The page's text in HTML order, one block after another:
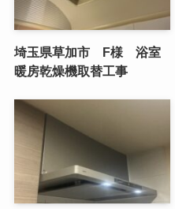
埼玉県草加市 F様 浴室
暖房乾燥機取替工事